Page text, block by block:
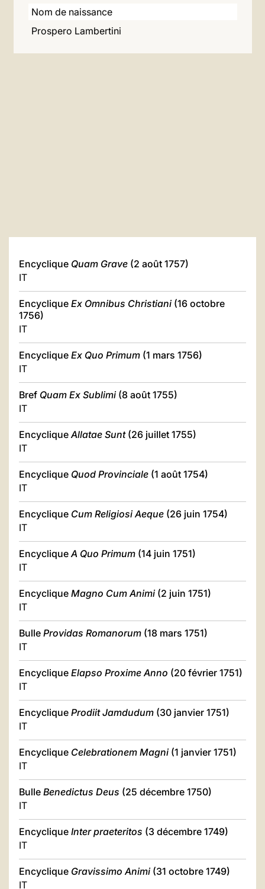
Nom de naissance
Prospero Lambertini
Encyclique Quam Grave (2 août 1757)
IT
Encyclique Ex Omnibus Christiani(16 octobre
1756)
IT
Encyclique Ex Quo Primum (1 mars 1756)
IT
Bref Quam Ex Sublimi(8 août 1755)
IT
EncycliqueAllatae Sunt(26 juillet 1755)
IT
Encyclique Quod Provinciale (1 août 1754)
IT
Encyclique Cum Religiosi Aeque (26 juin 1754)
IT
EncycliqueA Quo Primum (14 juin 1751)
IT
Encyclique Magno Cum Animi(2 juin 1751)
IT
Bulle Providas Romanorum (18 mars 1751)
IT
Encyclique Elapso Proxime Anno (20 février 1751)
IT
Encyclique Prodiit Jamdudum (30 janvier 1751)
IT
Encyclique Celebrationem Magni(1 janvier 1751)
IT
Bulle Benedictus Deus (25 décembre 1750)
IT
Encyclique Inter praeteritos (3 décembre 1749)
IT
Encyclique Gravissimo Animi(31 octobre 1749)
IT